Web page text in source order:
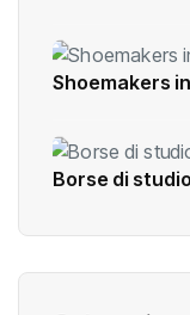
Shoemakers
Borse di